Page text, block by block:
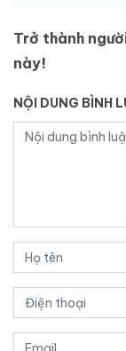
Trở thành
này!
NỘI DUNG BÌNH